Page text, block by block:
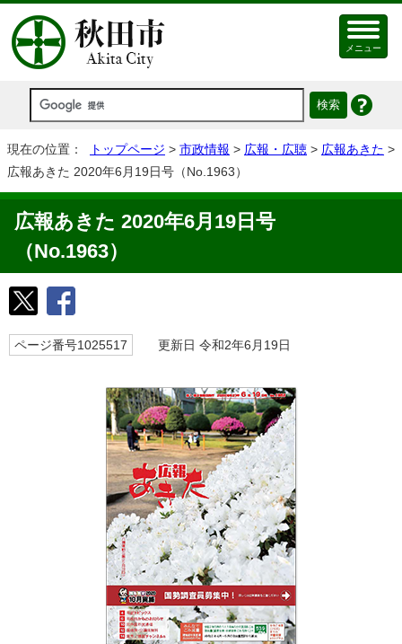
メニュー
現在の位置： トップページ > 市政情報 > 広報・広聴 > 広報あきた >
広報あきた 2020年6月19日号（No.1963）
広報あきた 2020年6月19日号
（No.1963）
ページ番号1025517 更新日 令和2年6月19日